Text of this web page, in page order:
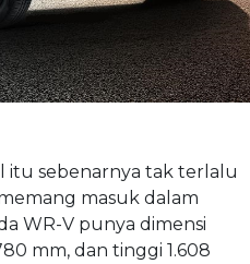
itu sebenarnya tak terlalu
masuk dalam
WR-V punya dimensi
mm, dan tinggi 1.608